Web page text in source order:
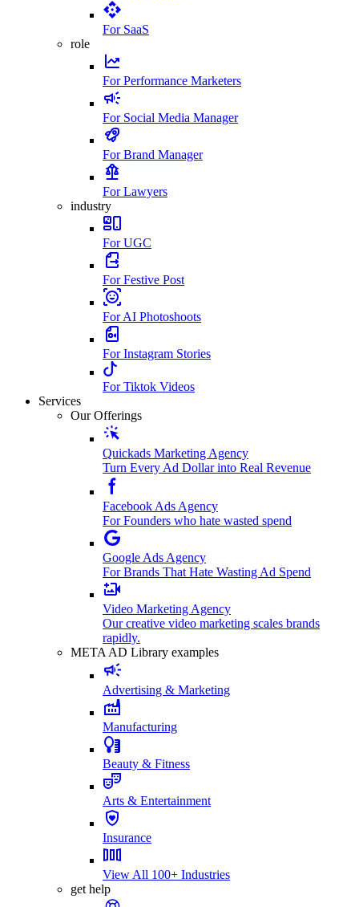
For SaaS
role
For Performance Marketers
For Social Media Manager
For Brand Manager
For Lawyers
industry
For UGC
For Festive Post
For AI Photoshoots
For Instagram Stories
For Tiktok Videos
Services
Our Offerings
Quickads Marketing Agency
Turn Every Ad Dollar into Real Revenue
Facebook Ads Agency
For Founders who hate wasted spend
Google Ads Agency
For Brands That Hate Wasting Ad Spend
Video Marketing Agency
Our creative video marketing scales brands
rapidly.
META AD Library examples
Advertising & Marketing
Manufacturing
Beauty & Fitness
Arts & Entertainment
Insurance
View All 100+ Industries
get help